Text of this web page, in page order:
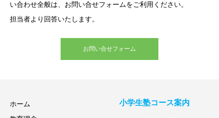
い合わせ全般は、お問い合せフォームをご利用ください。
担当者より回答いたします。
お問い合せフォーム
ホーム 小学生塾コース案内